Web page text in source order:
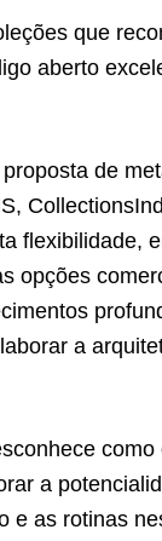
que
aberto
de
flexibilidade,
opções
a
a
e as rotinas